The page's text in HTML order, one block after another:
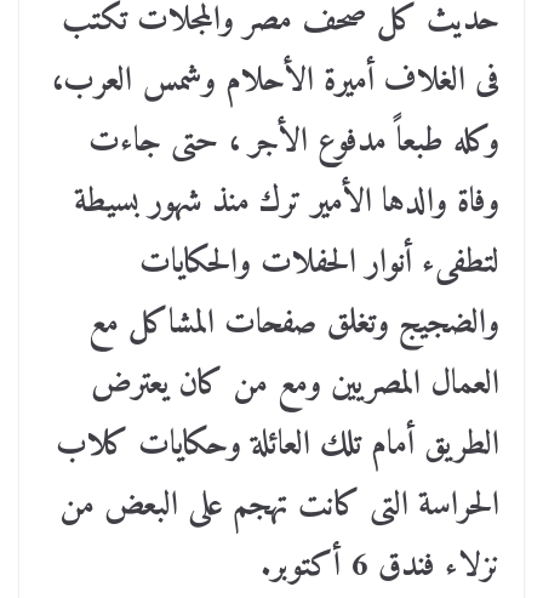
حديث كل صحف مصر والمجلات تكتب
فى الغلاف أميرة الأحلام وشمس العرب،
وكله طبعاً مدفوع الأجر ، حتى جاءت
وفاة والدها الأمير ترك منذ شهور بسيطة
لتطفىء أنوار الحفلات والحكايات
والضجيج وتغلق صفحات المشاكل مع
العمال المصريين ومع من كان يعترض
الطريق أمام تلك العائلة وحكايات كلاب
الحراسة التى كانت تهجم على البعض من
نزلاء فندق 6 أكتوبر.